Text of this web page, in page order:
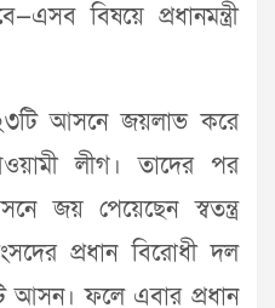
বিষয়ে প্রধানমন্ত্রী
আসনে জয়লাভ করে
লীগ। তাদের পর
জয় পেয়েছেন স্বতন্ত্র
প্রধান বিরোধী দল
আসন। ফলে এবার প্রধান